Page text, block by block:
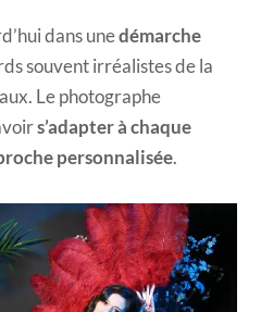
dans unedémarche
souvent irréalistes de la
Le photographe
s’adapter à chaque
personnalisée.